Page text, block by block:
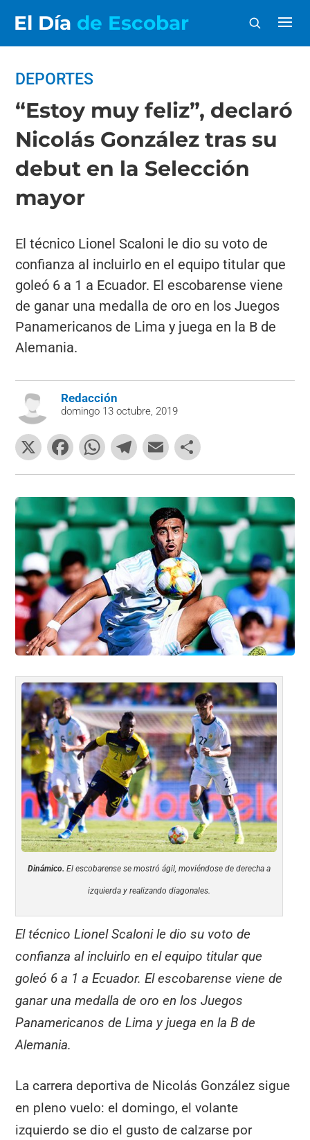
El Día de Escobar
DEPORTES
“Estoy muy feliz”, declaró
Nicolás González tras su
debut en la Selección
mayor
El técnico Lionel Scaloni le dio su voto de
confianza al incluirlo en el equipo titular que
goleó 6 a 1 a Ecuador. El escobarense viene
de ganar una medalla de oro en los Juegos
Panamericanos de Lima y juega en la B de
Alemania.
Redacción
domingo 13 octubre, 2019
X
F
a
c
e
b
o
o
k
W
h
at
s
A
p
p
T
el
e
gr
a
m
E
m
ai
l
o
m
p
ar
tir
Dinámico. El escobarense se mostró ágil, moviéndose de derecha a
izquierda y realizando diagonales.
El técnico Lionel Scaloni le dio su voto de
confianza al incluirlo en el equipo titular que
goleó 6 a 1 a Ecuador. El escobarense viene de
ganar una medalla de oro en los Juegos
Panamericanos de Lima y juega en la B de
Alemania.
La carrera deportiva de Nicolás González sigue
en pleno vuelo: el domingo, el volante
izquierdo se dio el gusto de calzarse por